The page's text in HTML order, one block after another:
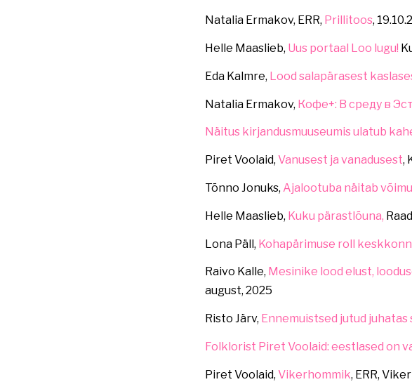
Natalia Ermakov, ERR, Prillitoos,
Helle Maaslieb, Uus portaal Loo lugu!
Eda Kalmre, Lood salapärasest
Natalia Ermakov, Кофе+: В среду в
Näitus kirjandusmuuseumis ulatub
Piret Voolaid, Vanusest ja vanadusest,
Tõnno Jonuks, Ajalootuba näitab
Helle Maaslieb, Kuku pärastlõuna,
Lona Päll, Kohapärimuse roll
Raivo Kalle, Mesinike lood elust,
august, 2025
Risto Järv, Ennemuistsed jutud juhatas
Folklorist Piret Voolaid: eestlased on
Piret Voolaid, Vikerhommik, ERR,